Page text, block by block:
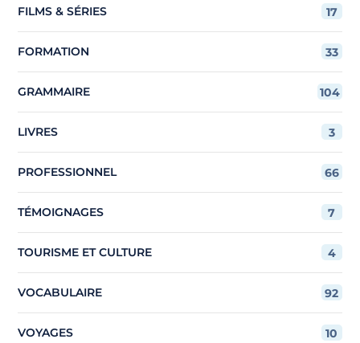
FILMS & SÉRIES 17
FORMATION 33
GRAMMAIRE 104
LIVRES 3
PROFESSIONNEL 66
TÉMOIGNAGES 7
TOURISME ET CULTURE 4
VOCABULAIRE 92
VOYAGES 10